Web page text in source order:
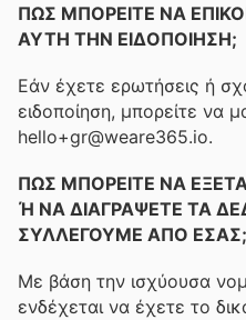
ΠΩΣ ΜΠΟΡΕΙΤΕ ΝΑ
ΑΥΤΗ ΤΗΝ ΕΙΔΟΠΟΙΗΣΗ;
Εάν έχετε ερωτήσεις ή
ειδοποίηση, μπορείτε να
hello+gr@weare365.io.
ΠΩΣ ΜΠΟΡΕΙΤΕ ΝΑ
Ή ΝΑ ΔΙΑΓΡΑΨΕΤΕ ΤΑ
ΣΥΛΛΕΓΟΥΜΕ ΑΠΟ ΕΣΑΣ;
Με βάση την ισχύουσα
ενδέχεται να έχετε το